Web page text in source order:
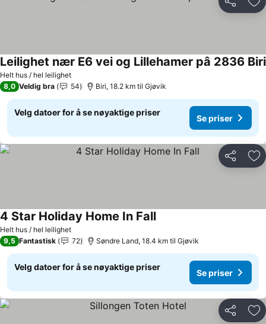
Del
Helt hus / hel leilighet
Leilighet nær E6 vei og Lillehamer pâ 2836 Biri
8,0 Veldig bra 54 Biri, 18.2 km til Gjøvik
Velg datoer for å se nøyaktige priser
Se priser
Del
Helt hus / hel leilighet
4 Star Holiday Home In Fall
9,5 Fantastisk 72 Søndre Land, 18.4 km til Gjøvik
Velg datoer for å se nøyaktige priser
Se priser
Del